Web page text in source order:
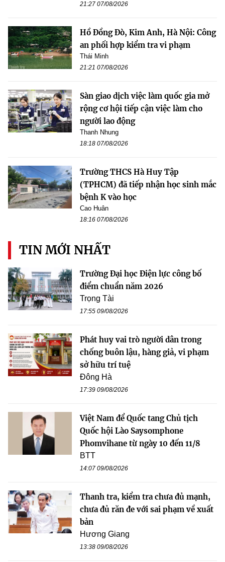
21:27 07/08/2026
Hồ Đồng Đò, Kim Anh, Hà Nội: Công
an phối hợp kiểm tra vi phạm
Thái Minh
21:21 07/08/2026
Sàn giao dịch việc làm quốc gia mở
rộng cơ hội tiếp cận việc làm cho
người lao động
Thanh Nhung
18:18 07/08/2026
Trường THCS Hà Huy Tập
(TPHCM) đã tiếp nhận học sinh mắc
bệnh K vào học
Cao Huân
18:16 07/08/2026
TIN MỚI NHẤT
Trường Đại học Điện lực công bố
điểm chuẩn năm 2026
Trọng Tài
17:55 09/08/2026
Phát huy vai trò người dân trong
chống buôn lậu, hàng giả, vi phạm
sở hữu trí tuệ
Đông Hà
17:39 09/08/2026
Việt Nam để Quốc tang Chủ tịch
Quốc hội Lào Saysomphone
Phomvihane từ ngày 10 đến 11/8
BTT
14:07 09/08/2026
Thanh tra, kiểm tra chưa đủ mạnh,
chưa đủ răn đe với sai phạm về xuất
bản
Hương Giang
13:38 09/08/2026